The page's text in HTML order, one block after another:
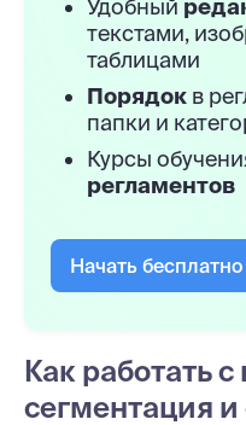
Удобный
текстами,
таблицами
Порядок в
папки и
Курсы
регламентов
Начать бесплатно
Как работать
сегментация